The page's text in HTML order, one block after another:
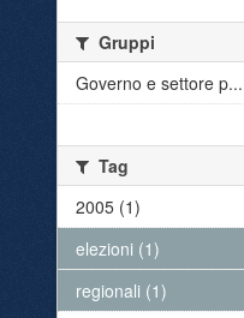
Gruppi
Governo e settore
Tag
2005 (1)
elezioni (1)
regionali (1)